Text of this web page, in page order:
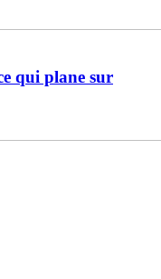
qui plane sur